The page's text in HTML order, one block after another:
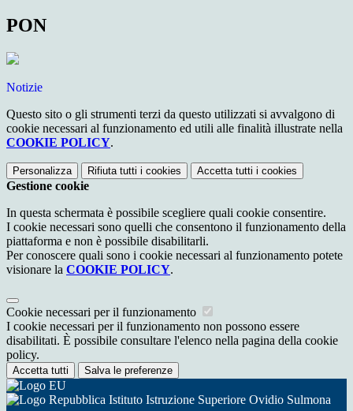
PON
Notizie
Questo sito o gli strumenti terzi da questo utilizzati si avvalgono di
cookie necessari al funzionamento ed utili alle finalità illustrate nella
COOKIE POLICY.
Personalizza Rifiuta tutti i cookies Accetta tutti i cookies
Gestione cookie
In questa schermata è possibile scegliere quali cookie consentire.
I cookie necessari sono quelli che consentono il funzionamento della
piattaforma e non è possibile disabilitarli.
Per conoscere quali sono i cookie necessari al funzionamento potete
visionare la COOKIE POLICY.
Cookie necessari per il funzionamento
I cookie necessari per il funzionamento non possono essere
disabilitati. È possibile consultare l'elenco nella pagina della cookie
policy.
Accetta tutti Salva le preferenze
Istituto Istruzione Superiore Ovidio Sulmona